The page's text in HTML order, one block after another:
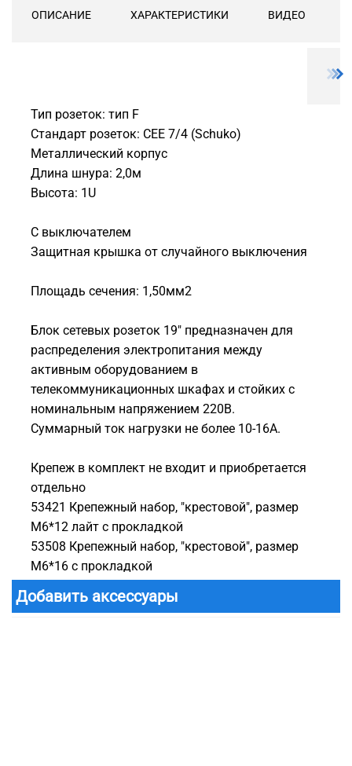
ОПИСАНИЕ ХАРАКТЕРИСТИКИ ВИДЕО
Тип розеток: тип F
Стандарт розеток: CEE 7/4 (Schuko)
Металлический корпус
Длина шнура: 2,0м
Высота: 1U
С выключателем
Защитная крышка от случайного выключения
Площадь сечения: 1,50мм2
Блок сетевых розеток 19" предназначен для
распределения электропитания между
активным оборудованием в
телекоммуникационных шкафах и стойких с
номинальным напряжением 220В.
Суммарный ток нагрузки не более 10-16А.
Крепеж в комплект не входит и приобретается
отдельно
53421 Крепежный набор, "крестовой", размер
M6*12 лайт с прокладкой
53508 Крепежный набор, "крестовой", размер
M6*16 с прокладкой
Добавить аксессуары